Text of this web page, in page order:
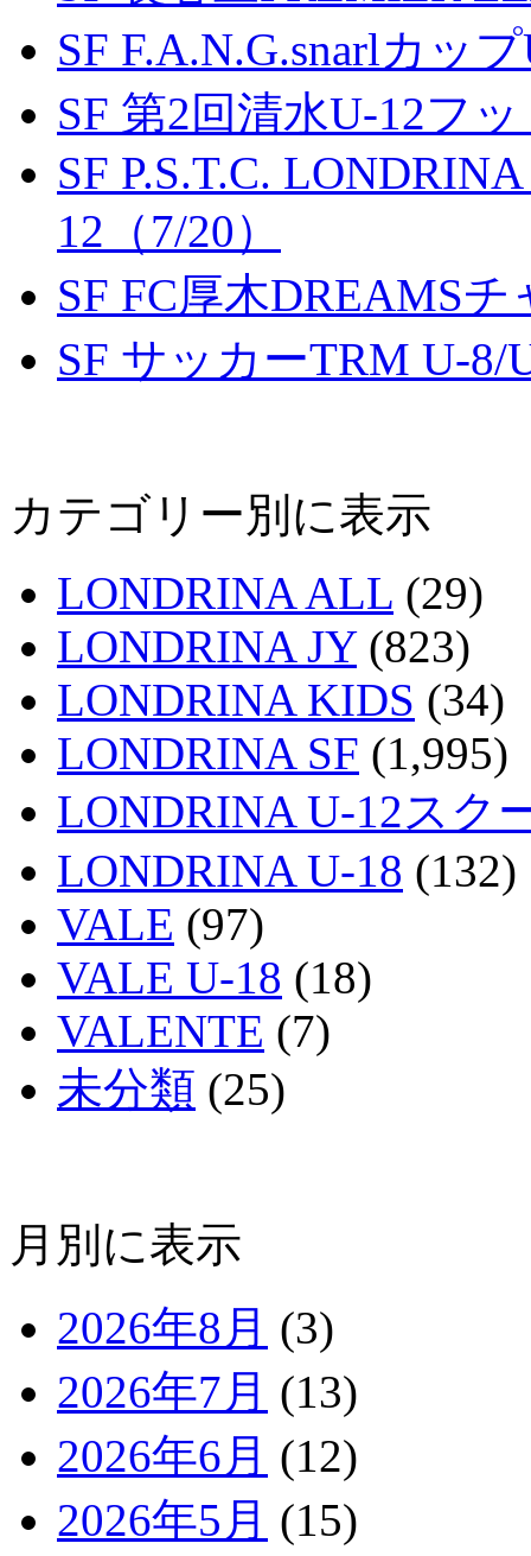
SF F.A.N.G.snarlカッ
SF 第2回清水U-12フ
SF P.S.T.C.
12（7/20）
SF FC厚木DREAMS
SF サッカーTRM U-8/
カテゴリー別に表示
LONDRINA ALL (29)
LONDRINA JY(823)
LONDRINA KIDS (34)
LONDRINA SF (1,995)
LONDRINA U-12スク
LONDRINA U-18 (132)
VALE (97)
VALE U-18 (18)
VALENTE (7)
未分類 (25)
月別に表示
2026年8月 (3)
2026年7月 (13)
2026年6月 (12)
2026年5月 (15)